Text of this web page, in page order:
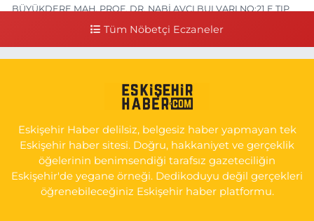
BÜYÜKDERE MAH. PROF. DR. NABİ AVCI BULVARI NO:21 E TIP
YENİDOĞAN MH.ŞEHİT SERKAN ÖZAYDIN CD.8 B ESKİ DEVLET
0 (222) 237 75 17 Yol Tarifi Al
Tüm Nöbetçi Eczaneler
Eskişehir Haber delilsiz, belgesiz haber yapmayan tek
Eskişehir haber sitesi. Doğru, hakkaniyet ve gerçeklik
öğelerinin benimsendiği tarafsız gazeteciliğin
Eskişehir'de yegane örneği. Dedikoduyu değil gerçekleri
öğrenebileceğiniz Eskişehir haber platformu.